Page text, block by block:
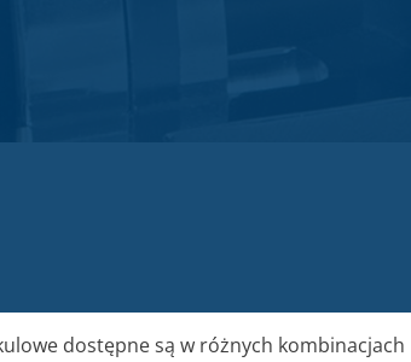
dostępne są w różnych kombinacjach